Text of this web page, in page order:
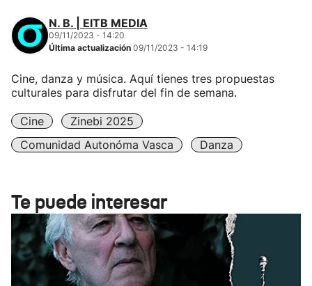
N. B. | EITB MEDIA
09/11/2023 - 14:20
Última actualización 09/11/2023 - 14:19
Cine, danza y música. Aquí tienes tres propuestas
culturales para disfrutar del fin de semana.
Cine
Zinebi 2025
Comunidad Autonóma Vasca
Danza
Te puede interesar